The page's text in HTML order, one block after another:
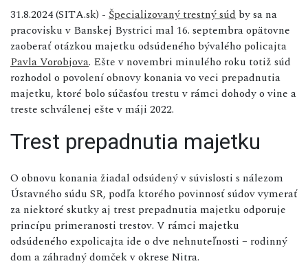
31.8.2024 (SITA.sk) - Špecializovaný trestný súd by sa na
pracovisku v Banskej Bystrici mal 16. septembra opätovne
zaoberať otázkou majetku odsúdeného bývalého policajta
Pavla Vorobjova. Ešte v novembri minulého roku totiž súd
rozhodol o povolení obnovy konania vo veci prepadnutia
majetku, ktoré bolo súčasťou trestu v rámci dohody o vine a
treste schválenej ešte v máji 2022.
Trest prepadnutia majetku
O obnovu konania žiadal odsúdený v súvislosti s nálezom
Ústavného súdu SR, podľa ktorého povinnosť súdov vymerať
za niektoré skutky aj trest prepadnutia majetku odporuje
princípu primeranosti trestov. V rámci majetku
odsúdeného expolicajta ide o dve nehnuteľnosti – rodinný
dom a záhradný domček v okrese Nitra.